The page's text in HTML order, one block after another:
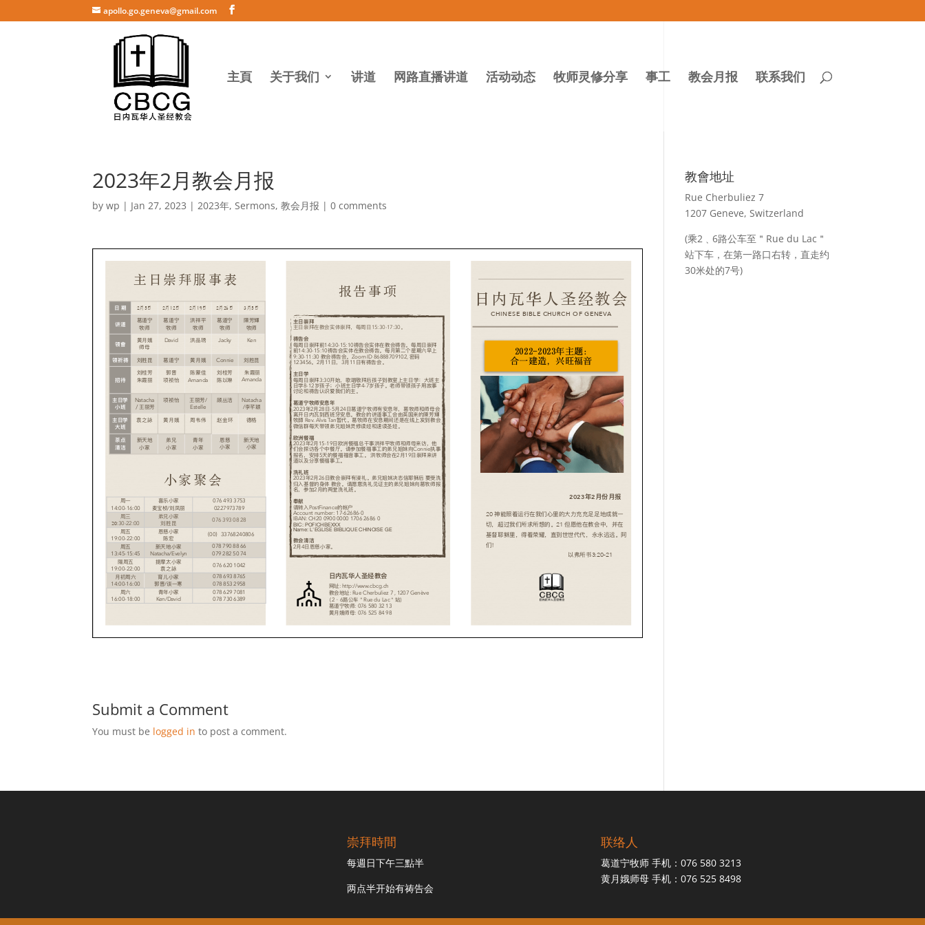
apollo.go.geneva@gmail.com
主頁 关于我们 讲道 网路直播讲道 活动动态 牧师灵修分享 事工 教会月报 联系我们
2023年2月教会月报
bywp | Jan 27, 2023 |2023年,Sermons,教会月报 |0 comments
Submit a Comment
You must be logged in to post a comment.
教會地址
Rue Cherbuliez 7
1207 Geneve, Switzerland
(乘2﹑6路公车至＂Rue du Lac＂
站下车，在第一路口右转，直走约
30米处的7号)
崇拜時間
每週日下午三點半
两点半开始有祷告会
联络人
葛道宁牧师 手机：076 580 3213
黄月娥师母 手机：076 525 8498